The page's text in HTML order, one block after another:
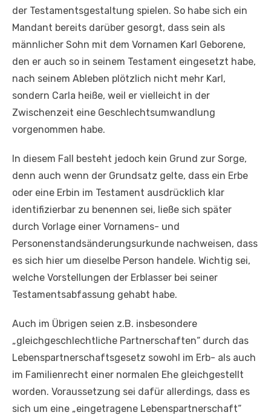
der Testamentsgestaltung spielen. So habe sich ein
Mandant bereits darüber gesorgt, dass sein als
männlicher Sohn mit dem Vornamen Karl Geborene,
den er auch so in seinem Testament eingesetzt habe,
nach seinem Ableben plötzlich nicht mehr Karl,
sondern Carla heiße, weil er vielleicht in der
Zwischenzeit eine Geschlechtsumwandlung
vorgenommen habe.
In diesem Fall besteht jedoch kein Grund zur Sorge,
denn auch wenn der Grundsatz gelte, dass ein Erbe
oder eine Erbin im Testament ausdrücklich klar
identifizierbar zu benennen sei, ließe sich später
durch Vorlage einer Vornamens- und
Personenstandsänderungsurkunde nachweisen, dass
es sich hier um dieselbe Person handele. Wichtig sei,
welche Vorstellungen der Erblasser bei seiner
Testamentsabfassung gehabt habe.
Auch im Übrigen seien z.B. insbesondere
„gleichgeschlechtliche Partnerschaften“ durch das
Lebenspartnerschaftsgesetz sowohl im Erb- als auch
im Familienrecht einer normalen Ehe gleichgestellt
worden. Voraussetzung sei dafür allerdings, dass es
sich um eine „eingetragene Lebenspartnerschaft“